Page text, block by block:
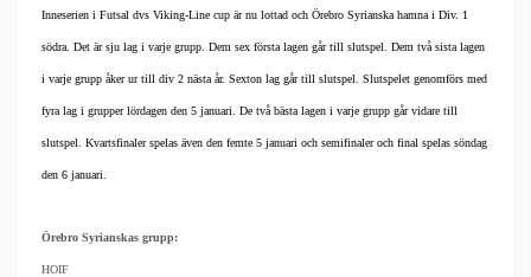
Inneserien i Futsal dvs Viking-Line cup är nu lottad och Örebro Syrianska hamna i Div. 1
södra. Det är sju lag i varje grupp. Dem sex första lagen går till slutspel. Dem två sista lagen
i varje grupp åker ur till div 2 nästa år. Sexton lag går till slutspel. Slutspelet genomförs med
fyra lag i grupper lördagen den 5 januari. De två bästa lagen i varje grupp går vidare till
slutspel. Kvartsfinaler spelas även den femte 5 januari och semifinaler och final spelas söndag
den 6 januari.
Örebro Syrianskas grupp:
HOIF